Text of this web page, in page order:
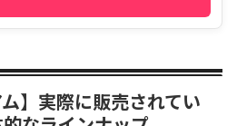
ム】実際に販売されてい